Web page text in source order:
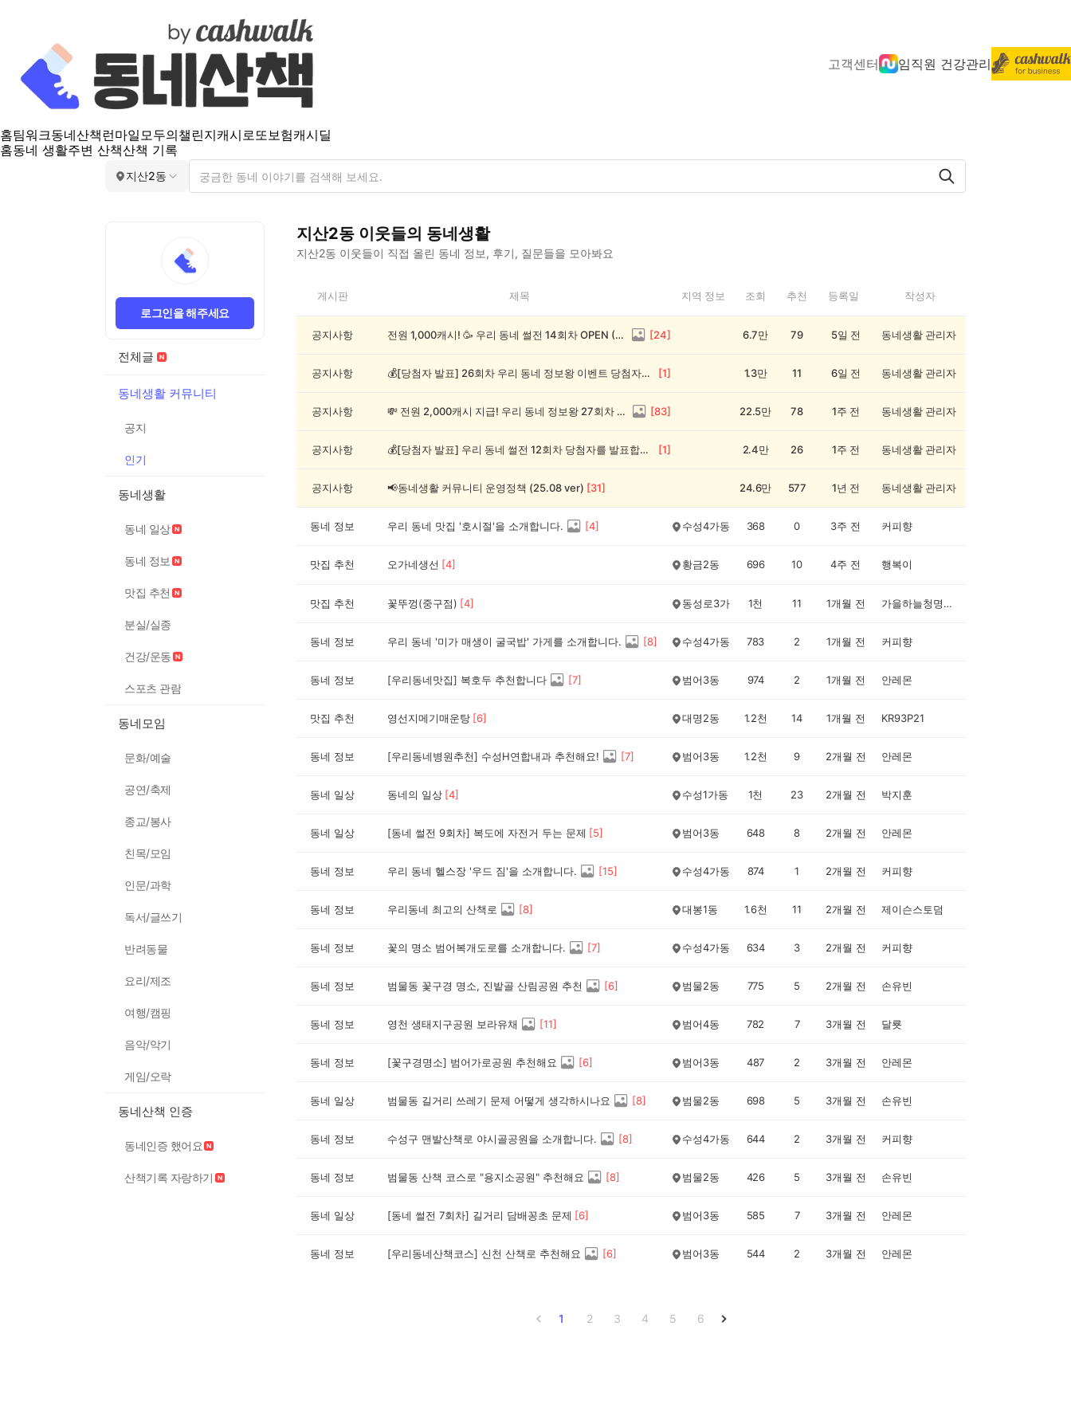
고객센터 임직원 건강관리
홈팀워크동네산책 런마일모두의챌린지캐시로또보험캐시딜
홈동네 생활주변 산책산책 기록
지산2동
로그인을 해주세요
전체글
동네생활 커뮤니티
공지
인기
동네생활
동네 일상
동네 정보
맛집 추천
분실/실종
건강/운동
스포츠 관람
동네모임
문화/예술
공연/축제
종교/봉사
친목/모임
인문/과학
독서/글쓰기
반려동물
요리/제조
여행/캠핑
음악/악기
게임/오락
동네산책 인증
동네인증 했어요
산책기록 자랑하기
지산2동 이웃들의 동네생활
지산2동 이웃들이 직접 올린 동네 정보, 후기, 질문들을 모아봐요
2
게시판 제목 지역 정보 조회 추천 등록일 작성자
공지사항 전원 1,000캐시! 🥳 우리 동네 썰전 14회차 OPEN (~8/17) [24] 6.7만 79 5일 전 동네생활 관리자
공지사항 💰[당첨자 발표] 26회차 우리 동네 정보왕 이벤트 당첨자를 발표합니다! [1] 1.3만 11 6일 전 동네생활 관리자
공지사항 💸 전원 2,000캐시 지급! 우리 동네 정보왕 27회차 (~8/10) [83] 22.5만 78 1주 전 동네생활 관리자
공지사항 💰[당첨자 발표] 우리 동네 썰전 12회차 당첨자를 발표합니다! [1] 2.4만 26 1주 전 동네생활 관리자
공지사항 📢동네생활 커뮤니티 운영정책 (25.08 ver) [31] 24.6만 577 1년 전 동네생활 관리자
동네 정보 우리 동네 맛집 '호시절'을 소개합니다. [4] 수성4가동 368 0 3주 전 커피향
맛집 추천 오가네생선 [4] 황금2동 696 10 4주 전 행복이
맛집 추천 꽃뚜껑(중구점) [4] 동성로3가 1천 11 1개월 전 가을하늘청명시원시은하은
동네 정보 우리 동네 '미가 매생이 굴국밥' 가게를 소개합니다. [8] 수성4가동 783 2 1개월 전 커피향
동네 정보 [우리동네맛집] 복호두 추천합니다 [7] 범어3동 974 2 1개월 전 안레몬
맛집 추천 영선지메기매운탕 [6] 대명2동 1.2천 14 1개월 전 KR93P21
동네 정보 [우리동네병원추천] 수성H연합내과 추천해요! [7] 범어3동 1.2천 9 2개월 전 안레몬
동네 일상 동네의 일상 [4] 수성1가동 1천 23 2개월 전 박지훈
동네 일상 [동네 썰전 9회차] 복도에 자전거 두는 문제 [5] 범어3동 648 8 2개월 전 안레몬
동네 정보 우리 동네 헬스장 '우드 짐'을 소개합니다. [15] 수성4가동 874 1 2개월 전 커피향
동네 정보 우리동네 최고의 산책로 [8] 대봉1동 1.6천 11 2개월 전 제이슨스토덤
동네 정보 꽃의 명소 범어복개도로를 소개합니다. [7] 수성4가동 634 3 2개월 전 커피향
동네 정보 범물동 꽃구경 명소, 진밭골 산림공원 추천 [6] 범물2동 775 5 2개월 전 손유빈
동네 정보 영천 생태지구공원 보라유채 [11] 범어4동 782 7 3개월 전 달룟
동네 정보 [꽃구경명소] 범어가로공원 추천해요 [6] 범어3동 487 2 3개월 전 안레몬
동네 일상 범물동 길거리 쓰레기 문제 어떻게 생각하시나요 [8] 범물2동 698 5 3개월 전 손유빈
동네 정보 수성구 맨발산책로 야시골공원을 소개합니다. [8] 수성4가동 644 2 3개월 전 커피향
동네 정보 범물동 산책 코스로 "용지소공원" 추천해요 [8] 범물2동 426 5 3개월 전 손유빈
동네 일상 [동네 썰전 7회차] 길거리 담배꽁초 문제 [6] 범어3동 585 7 3개월 전 안레몬
동네 정보 [우리동네산책코스] 신천 산책로 추천해요 [6] 범어3동 544 2 3개월 전 안레몬
1 2 3 4 5 6